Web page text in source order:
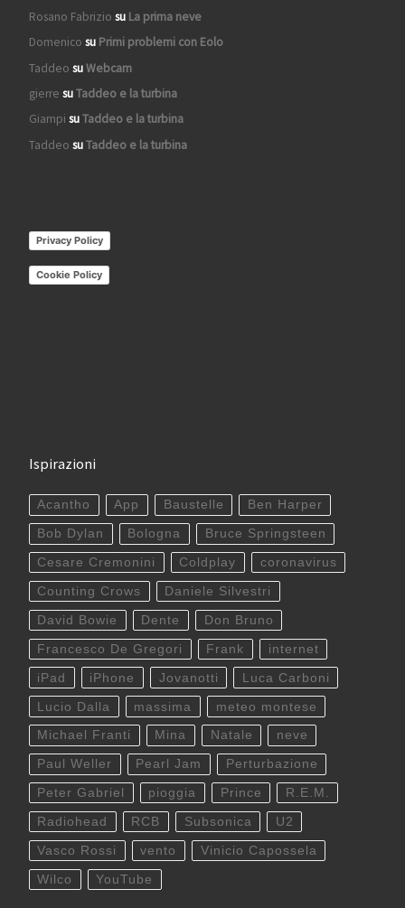
Rosano Fabrizio su La prima neve
Domenico su Primi problemi con Eolo
Taddeo suWebcam
gierre suTaddeo e la turbina
Giampi suTaddeo e la turbina
Taddeo suTaddeo e la turbina
Privacy Policy
Cookie Policy
Ispirazioni
Acantho App Baustelle Ben Harper
Bob Dylan Bologna Bruce Springsteen
Cesare Cremonini Coldplay coronavirus
Counting Crows Daniele Silvestri
David Bowie Dente Don Bruno
Francesco De Gregori Frank internet
iPad iPhone Jovanotti Luca Carboni
Lucio Dalla massima meteo montese
Michael Franti Mina Natale neve
Paul Weller Pearl Jam Perturbazione
Peter Gabriel pioggia Prince R.E.M.
Radiohead RCB Subsonica U2
Vasco Rossi vento Vinicio Capossela
Wilco YouTube